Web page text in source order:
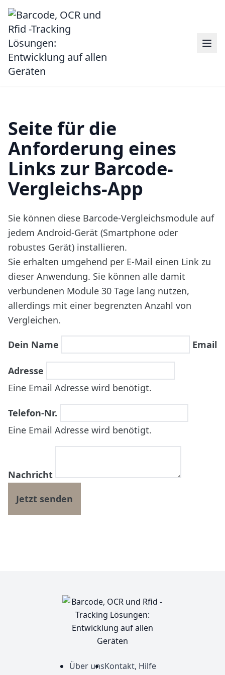
Seite für die
Anforderung eines
Links zur Barcode-
Vergleichs-App
Sie können diese Barcode-Vergleichsmodule auf
jedem Android-Gerät (Smartphone oder
robustes Gerät) installieren.
Sie erhalten umgehend per E-Mail einen Link zu
dieser Anwendung. Sie können alle damit
verbundenen Module 30 Tage lang nutzen,
allerdings mit einer begrenzten Anzahl von
Vergleichen.
Dein Name Email
Adresse
Eine Email Adresse wird benötigt.
Telefon-Nr.
Eine Email Adresse wird benötigt.
Nachricht
Über unsKontakt, Hilfe